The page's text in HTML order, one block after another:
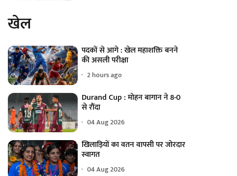
खेल
पदकों से आगे : खेल महाशक्ति बनने
की असली परीक्षा
2 hours ago
Durand Cup : मोहन बागान ने 8-0
से रौंदा
04 Aug 2026
खिलाड़ियों का वतन वापसी पर जोरदार
स्वागत
04 Aug 2026